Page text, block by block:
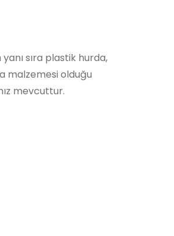
sıra plastik hurda,
malzemesi olduğu
mevcuttur.